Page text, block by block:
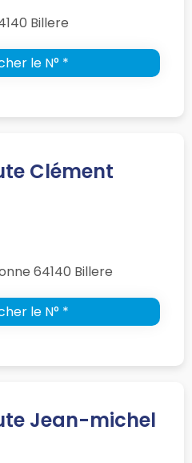
Billere
le N° *
Clément
64140 Billere
le N° *
Jean-michel